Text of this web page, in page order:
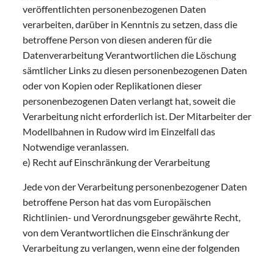
veröffentlichten personenbezogenen Daten
verarbeiten, darüber in Kenntnis zu setzen, dass die
betroffene Person von diesen anderen für die
Datenverarbeitung Verantwortlichen die Löschung
sämtlicher Links zu diesen personenbezogenen Daten
oder von Kopien oder Replikationen dieser
personenbezogenen Daten verlangt hat, soweit die
Verarbeitung nicht erforderlich ist. Der Mitarbeiter der
Modellbahnen in Rudow wird im Einzelfall das
Notwendige veranlassen.
e) Recht auf Einschränkung der Verarbeitung
Jede von der Verarbeitung personenbezogener Daten
betroffene Person hat das vom Europäischen
Richtlinien- und Verordnungsgeber gewährte Recht,
von dem Verantwortlichen die Einschränkung der
Verarbeitung zu verlangen, wenn eine der folgenden